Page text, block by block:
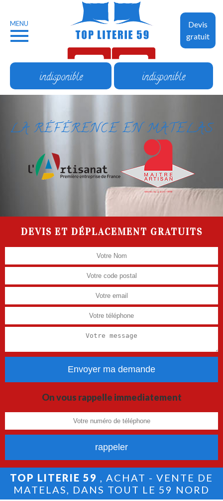
Devis
gratuit
MENU
indisponible indisponible
LA RÉFÉRENCE EN MATELAS
DEVIS ET DÉPLACEMENT GRATUITS
On vous rappelle immediatement
TOP LITERIE 59 , ACHAT - VENTE DE
MATELAS, DANS TOUT LE 59 NORD